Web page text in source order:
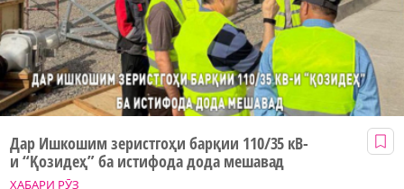
ХАБАРИ РӮЗ
Дар Ишкошим зеристгоҳи барқии 110/35 кВ-
и “Қозидеҳ” ба истифода дода мешавад